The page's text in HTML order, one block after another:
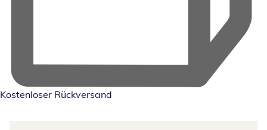
Kostenloser Rückversand